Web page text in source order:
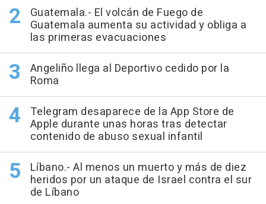
Guatemala.- El volcán de Fuego de
Guatemala aumenta su actividad y obliga a
las primeras evacuaciones
Angeliño llega al Deportivo cedido por la
Roma
Telegram desaparece de la App Store de
Apple durante unas horas tras detectar
contenido de abuso sexual infantil
Líbano.- Al menos un muerto y más de diez
heridos por un ataque de Israel contra el sur
de Líbano